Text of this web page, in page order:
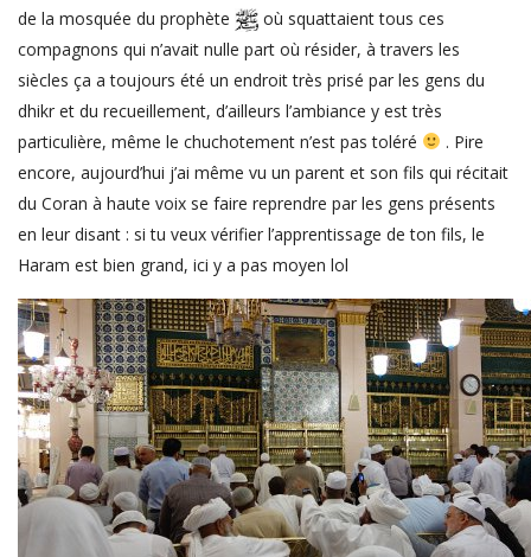
de la mosquée du prophète
où squattaient tous ces
compagnons qui n’avait nulle part où résider, à travers les
siècles ça a toujours été un endroit très prisé par les gens du
dhikr et du recueillement, d’ailleurs l’ambiance y est très
particulière, même le chuchotement n’est pas toléré
. Pire
encore, aujourd’hui j’ai même vu un parent et son fils qui récitait
du Coran à haute voix se faire reprendre par les gens présents
en leur disant : si tu veux vérifier l’apprentissage de ton fils, le
Haram est bien grand, ici y a pas moyen lol